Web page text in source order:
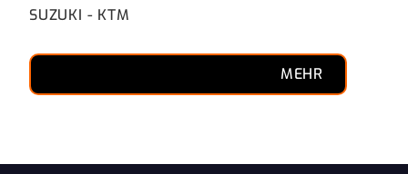
SUZUKI - KTM
MEHR